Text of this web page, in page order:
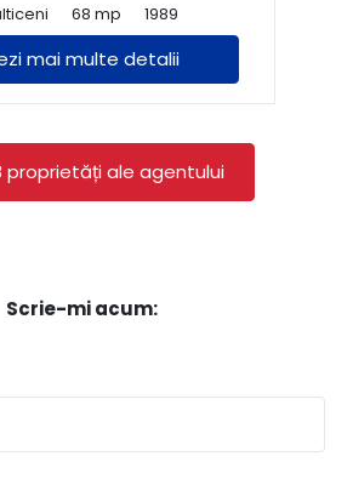
68 mp 1989
mai multe detalii
proprietăți ale agentului
Scrie-mi acum: